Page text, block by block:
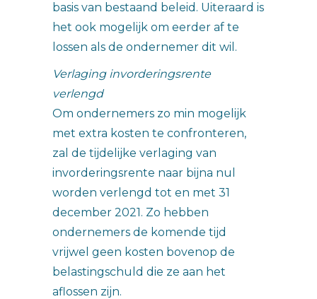
basis van bestaand beleid. Uiteraard is
het ook mogelijk om eerder af te
lossen als de ondernemer dit wil.
Verlaging invorderingsrente
verlengd
Om ondernemers zo min mogelijk
met extra kosten te confronteren,
zal de tijdelijke verlaging van
invorderingsrente naar bijna nul
worden verlengd tot en met 31
december 2021. Zo hebben
ondernemers de komende tijd
vrijwel geen kosten bovenop de
belastingschuld die ze aan het
aflossen zijn.